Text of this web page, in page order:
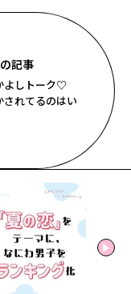
記事
よしトーク♡
れてるのはい